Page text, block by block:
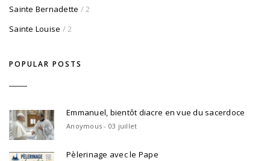
Sainte Bernadette / 2
Sainte Louise / 2
POPULAR POSTS
Emmanuel, bientôt diacre en vue du sacerdoce
Anoymous - 03 juillet
Pèlerinage avec le Pape